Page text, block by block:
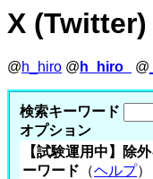
X
@h_hiro @ h_hiro_ @
検索キーワード
オプション
【試験運用中】除
ーワード （ヘルプ）